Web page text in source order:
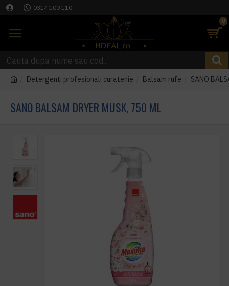
0314 100 110
0
Detergenti profesionali curatenie Balsam rufe SANO
SANO BALSAM DRYER MUSK, 750 ML